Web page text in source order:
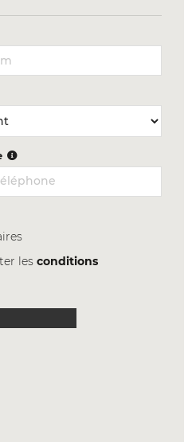
lesconditions